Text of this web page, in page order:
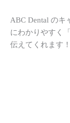
ABC Dental のキ
にわかりやすく
伝えてくれます！